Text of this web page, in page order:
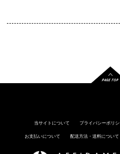
当サイトについて プライバシーポリ
お支払いについて 配送方法・送料について